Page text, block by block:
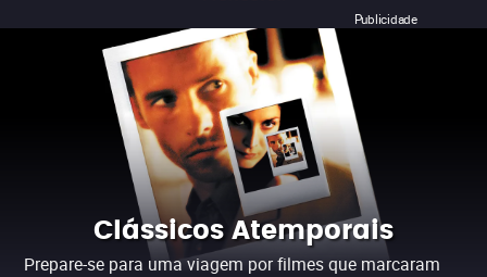
Publicidade
Clássicos Atemporais
Prepare-se para uma viagem por filmes que marcaram